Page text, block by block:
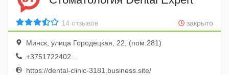
закрыто
14 отзывов
Минск, улица Городецкая, 22, (пом.281)
+3751722402...
https://dental-clinic-3181.business.site/